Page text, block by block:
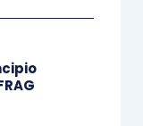
delle società
beni
di